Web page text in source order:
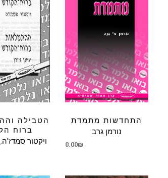
הטבילה
ברוח
ויקטור סמדז'ה,
התחדשות מתמדת
נורמן גרב
0.00₪